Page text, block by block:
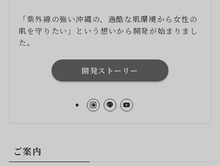
「紫外線の強い沖縄の、過酷な肌環境から女性の
肌を守りたい」という想いから開発が始まりまし
た。
開発ストーリー
ご案内